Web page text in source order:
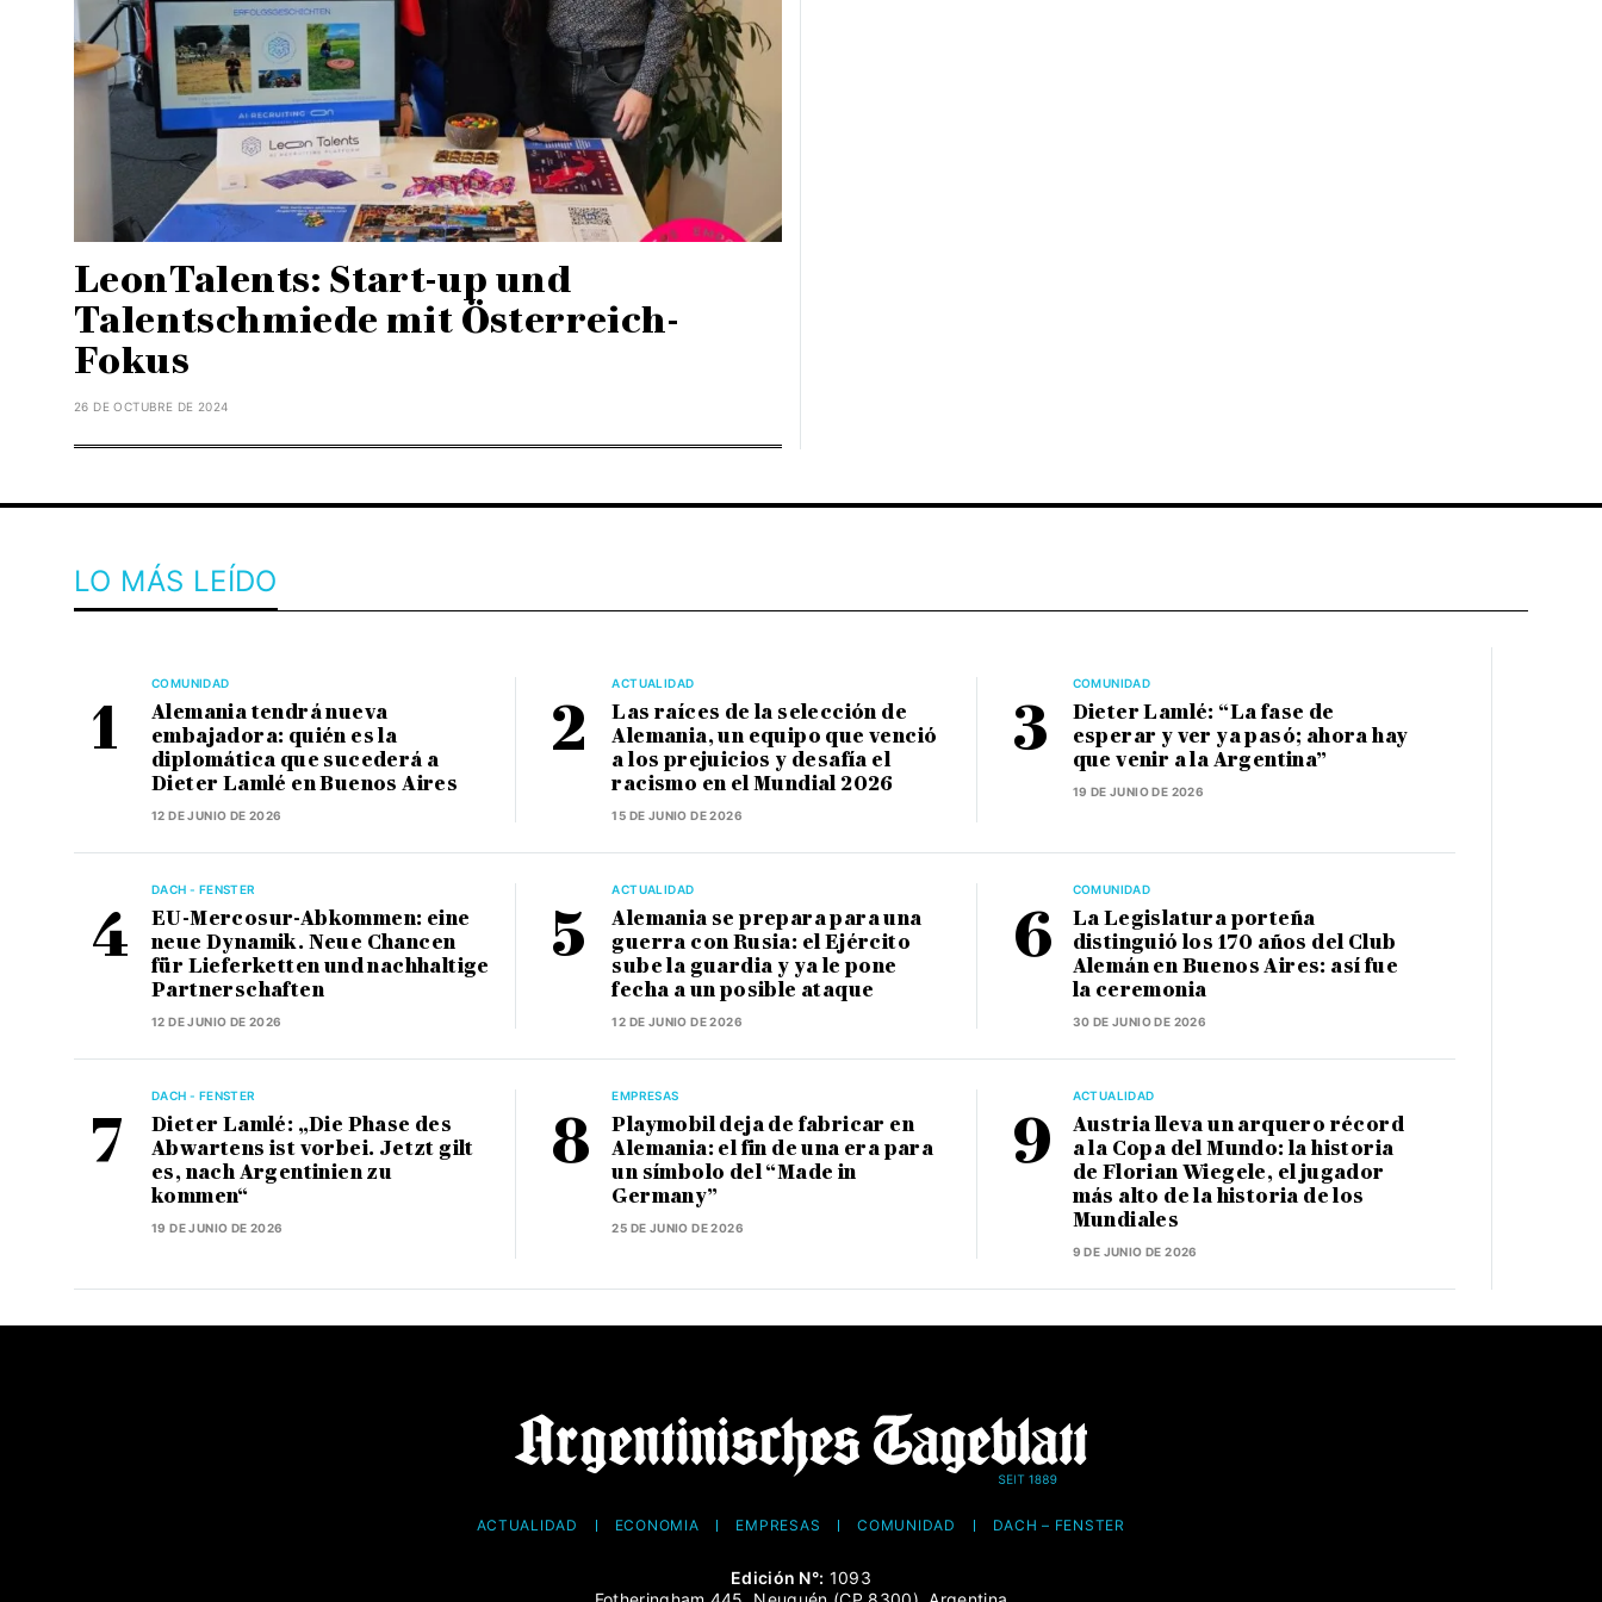
LeonTalents: Start-up und
Talentschmiede mit Österreich-
Fokus
26 DE OCTUBRE DE 2024
LO MÁS LEÍDO
COMUNIDAD
Alemania tendrá nueva
embajadora: quién es la
diplomática que sucederá a
Dieter Lamlé en Buenos Aires
12 DE JUNIO DE 2026
ACTUALIDAD
Las raíces de la selección de
Alemania, un equipo que venció
a los prejuicios y desafía el
racismo en el Mundial 2026
15 DE JUNIO DE 2026
COMUNIDAD
Dieter Lamlé: “La fase de
esperar y ver ya pasó; ahora hay
que venir a la Argentina”
19 DE JUNIO DE 2026
DACH - FENSTER
EU-Mercosur-Abkommen: eine
neue Dynamik. Neue Chancen
für Lieferketten und nachhaltige
Partnerschaften
12 DE JUNIO DE 2026
ACTUALIDAD
Alemania se prepara para una
guerra con Rusia: el Ejército
sube la guardia y ya le pone
fecha a un posible ataque
12 DE JUNIO DE 2026
COMUNIDAD
La Legislatura porteña
distinguió los 170 años del Club
Alemán en Buenos Aires: así fue
la ceremonia
30 DE JUNIO DE 2026
DACH - FENSTER
Dieter Lamlé: „Die Phase des
Abwartens ist vorbei. Jetzt gilt
es, nach Argentinien zu
kommen“
19 DE JUNIO DE 2026
EMPRESAS
Playmobil deja de fabricar en
Alemania: el fin de una era para
un símbolo del “Made in
Germany”
25 DE JUNIO DE 2026
ACTUALIDAD
Austria lleva un arquero récord
a la Copa del Mundo: la historia
de Florian Wiegele, el jugador
más alto de la historia de los
Mundiales
9 DE JUNIO DE 2026
ACTUALIDAD ECONOMÍA EMPRESAS COMUNIDAD DACH – FENSTER
Edición N°: 1093